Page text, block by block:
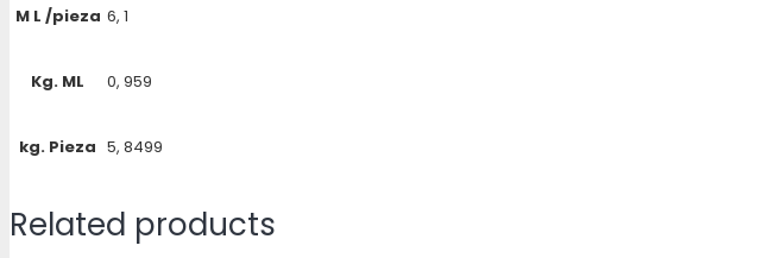
M L /pieza 6, 1
Kg. ML 0, 959
kg. Pieza 5, 8499
Related products